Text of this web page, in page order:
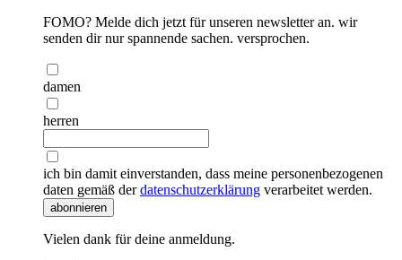
FOMO? Melde dich jetzt für unseren newsletter an. wir
senden dir nur spannende sachen. versprochen.
damen
herren
ich bin damit einverstanden, dass meine personenbezogenen
daten gemäß derdatenschutzerklärung verarbeitet werden.
abonnieren
Vielen dank für deine anmeldung.